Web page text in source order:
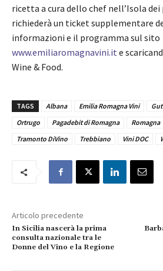
ricetta a cura dello chef nell’Isola
richiederà un ticket supplementare
informazioni e il programma sul sito
www.emiliaromagnavini.it e
Wine & Food.
TAGS Albana Emilia Romagna Vini
Ortrugo
Pagadebit di Romagna Romagna
Tramonto DiVino
Trebbiano Vini DOC
Articolo precedente
In Sicilia nascerà la prima
consulta nazionale tra le
Donne del Vino e la Regione